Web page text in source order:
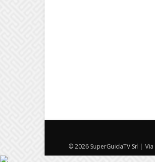
© 2026 SuperGuidaTV Srl |